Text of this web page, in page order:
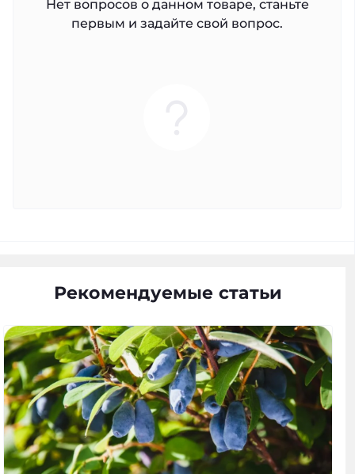
Нет вопросов о данном товаре, станьте
первым и задайте свой вопрос.
Рекомендуемые статьи